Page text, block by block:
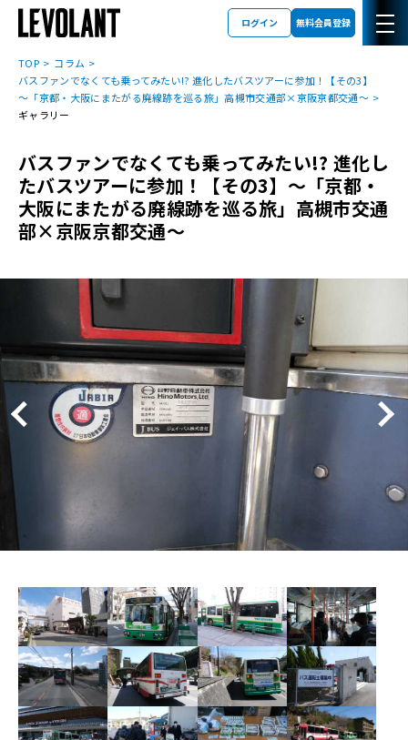
ログイン 無料会員登録
TOP
コラム
バスファンでなくても乗ってみたい!? 進化したバスツアーに参加！【その3】
～「京都・大阪にまたがる廃線跡を巡る旅」高槻市交通部×京阪京都交通～
ギャラリー
バスファンでなくても乗ってみたい!? 進化し
たバスツアーに参加！【その3】～「京都・
大阪にまたがる廃線跡を巡る旅」高槻市交通
部×京阪京都交通～